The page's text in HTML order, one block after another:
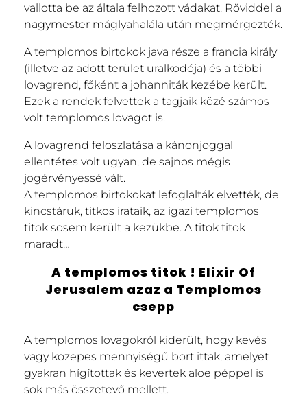
vallotta be az általa felhozott vádakat. Röviddel a
nagymester máglyahalála után megmérgezték.
A templomos birtokok java része a francia király
(illetve az adott terület uralkodója) és a többi
lovagrend, főként a johanniták kezébe került.
Ezek a rendek felvettek a tagjaik közé számos
volt templomos lovagot is.
A lovagrend feloszlatása a kánonjoggal
ellentétes volt ugyan, de sajnos mégis
jogérvényessé vált.
A templomos birtokokat lefoglalták elvették, de
kincstáruk, titkos irataik, az igazi templomos
titok sosem került a kezükbe. A titok titok
maradt…
A templomos titok ! Elixir Of
Jerusalem azaz a Templomos
csepp
A templomos lovagokról kiderült, hogy kevés
vagy közepes mennyiségű bort ittak, amelyet
gyakran hígítottak és kevertek aloe péppel is
sok más összetevő mellett.